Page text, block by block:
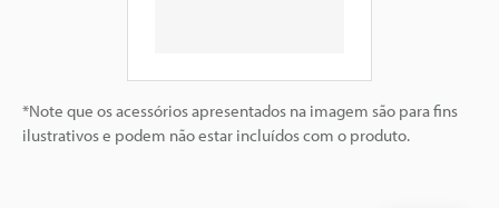
*Note que os acessórios apresentados na imagem são para fins
ilustrativos e podem não estar incluídos com o produto.